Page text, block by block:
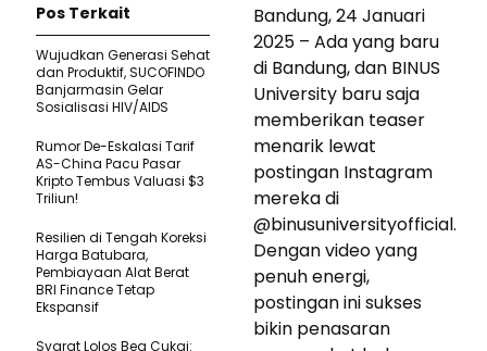
Bandung, 24 Januari
2025 – Ada yang baru
di Bandung, dan BINUS
University baru saja
memberikan teaser
menarik lewat
postingan Instagram
mereka di
@binusuniversityofficial.
Dengan video yang
penuh energi,
postingan ini sukses
bikin penasaran
Pos Terkait
Wujudkan Generasi Sehat
dan Produktif, SUCOFINDO
Banjarmasin Gelar
Sosialisasi HIV/AIDS
Rumor De-Eskalasi Tarif
AS-China Pacu Pasar
Kripto Tembus Valuasi $3
Triliun!
Resilien di Tengah Koreksi
Harga Batubara,
Pembiayaan Alat Berat
BRI Finance Tetap
Ekspansif
Syarat Lolos Bea Cukai: